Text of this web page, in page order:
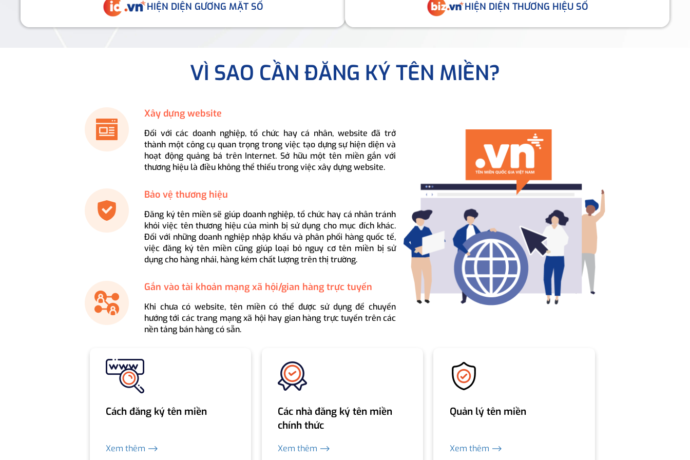
HIỆN DIỆN GƯƠNG MẶT SỐ HIỆN DIỆN THƯƠNG HIỆU SỐ
VÌ SAO CẦN ĐĂNG KÝ TÊN MIỀN?
Xây dựng website
Đối với các doanh nghiệp, tổ chức hay cá nhân, website đã trở
thành một công cụ quan trọng trong việc tạo dựng sự hiện diện và
hoạt động quảng bá trên Internet. Sở hữu một tên miền gắn với
thương hiệu là điều không thể thiếu trong việc xây dựng website.
Bảo vệ thương hiệu
Đăng ký tên miền sẽ giúp doanh nghiệp, tổ chức hay cá nhân tránh
khỏi việc tên thương hiệu của mình bị sử dụng cho mục đích khác.
Đối với những doanh nghiệp nhập khẩu và phân phối hàng quốc tế,
việc đăng ký tên miền cũng giúp loại bỏ nguy cơ tên miền bị sử
dụng cho hàng nhái, hàng kém chất lượng trên thị trường.
Gắn vào tài khoản mạng xã hội/gian hàng trực tuyến
Khi chưa có website, tên miền có thể được sử dụng để chuyển
hướng tới các trang mạng xã hội hay gian hàng trực tuyến trên các
nền tảng bán hàng có sẵn.
Cách đăng ký tên miền
Xem thêm ⟶
Các nhà đăng ký tên miền
chính thức
Xem thêm ⟶
Quản lý tên miền
Xem thêm ⟶